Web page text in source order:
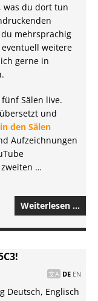
was du dort tun
mehrsprachig
weitere
gerne in
Sälen live.
und
den Sälen
Aufzeichnungen
…
Weiterlesen …
DE EN
Deutsch, Englisch